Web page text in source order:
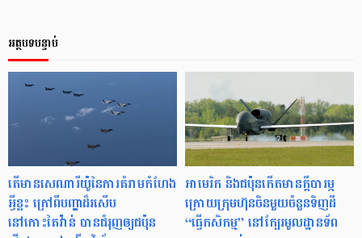
អត្ថបទបន្ទាប់
តើមានសេណារីយ៉ូនៃការគំរាមកំហែង
អ្វីខ្លះ ក្រៅពីបញ្ហាដ៏រសើប
នៅកោះតៃវ៉ាន់ បានជំរុញឲ្យជប៉ុន
អាមេរិក និងជប៉ុនកើតមានក្ដីបារម្ភ
ក្រោយក្រុមហ៊ុនចិនមួយចំនួនទិញដី
“ធ្វើកសិកម្ម” នៅក្បែរមូលដ្ឋានទ័ព